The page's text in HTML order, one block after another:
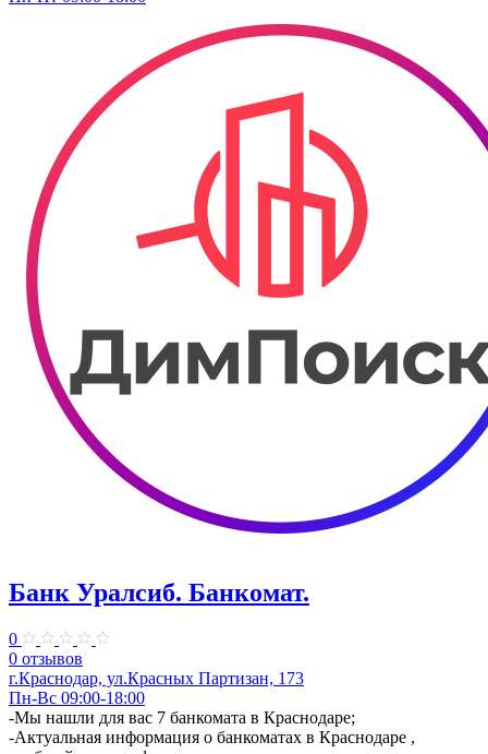
Банк Уралсиб. Банкомат.
0
0 отзывов
г.Краснодар, ул.Красных Партизан, 173
Пн-Вс 09:00-18:00
-Мы нашли для вас 7 банкомата в Краснодаре;
-Актуальная информация о банкоматах в Краснодаре ,